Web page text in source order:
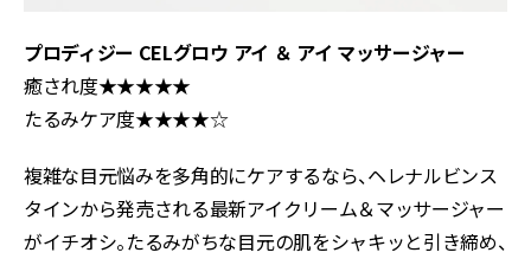
プロディジー CELグロウ アイ ＆ アイ マッサージャー
癒され度★★★★★
たるみケア度★★★★☆
複雑な目元悩みを多角的にケアするなら、ヘレナルビンス
タインから発売される最新アイクリーム＆マッサージャー
がイチオシ。たるみがちな目元の肌をシャキッと引き締め、